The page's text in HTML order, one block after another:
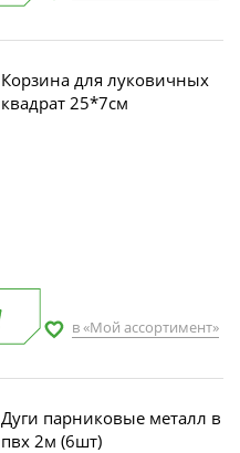
Корзина для луковичных
квадрат 25*7см
в «Мой ассортимент»
Дуги парниковые металл в
пвх 2м (6шт)